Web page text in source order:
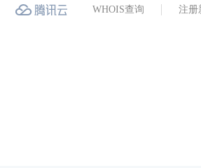
WHOIS查询 注册